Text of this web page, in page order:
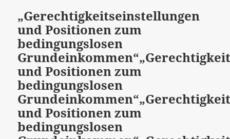
„Gerechtigkeitseinstellungen
und Positionen zum
bedingungslosen
Grundeinkommen“
und Positionen zum
bedingungslosen
Grundeinkommen“
und Positionen zum
bedingungslosen